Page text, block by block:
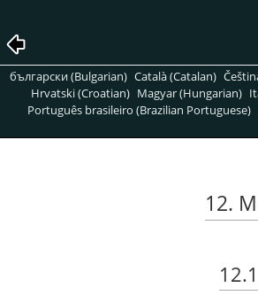
български (Bulgarian) Català (Catalan)
Hrvatski (Croatian) Magyar (Hungarian)
Português brasileiro (Brazilian Portuguese)
12.